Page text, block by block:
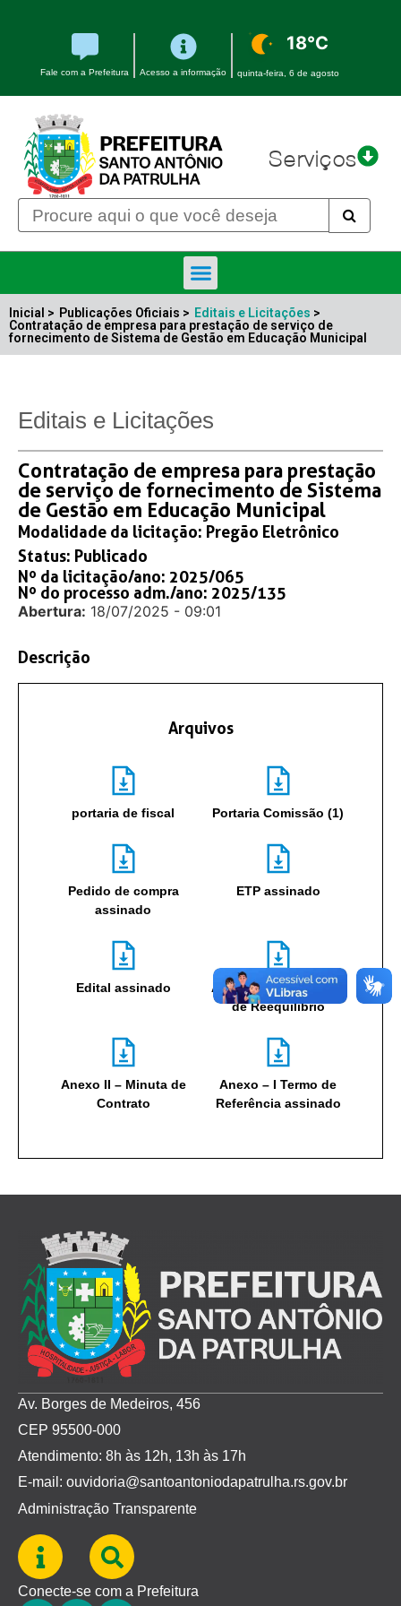
Fale com a Prefeitura Acesso a informação
18°C
quinta-feira, 6 de agosto
Serviços
Inicial > Publicações Oficiais > Editais e Licitações >
Contratação de empresa para prestação de serviço de
fornecimento de Sistema de Gestão em Educação Municipal
Editais e Licitações
Contratação de empresa para prestação
de serviço de fornecimento de Sistema
de Gestão em Educação Municipal
Modalidade da licitação: Pregão Eletrônico
Status: Publicado
Nº da licitação/ano: 2025/065
Nº do processo adm./ano: 2025/135
Abertura: 18/07/2025 - 09:01
Descrição
Arquivos
portaria de fiscal Portaria Comissão (1)
Pedido de compra
assinado
ETP assinado
Edital assinado
Anexo III – Formulário
de Reequilíbrio
Anexo II – Minuta de
Contrato
Anexo – I Termo de
Referência assinado
Av. Borges de Medeiros, 456
CEP 95500-000
Atendimento: 8h às 12h, 13h às 17h
E-mail: ouvidoria@santoantoniodapatrulha.rs.gov.br
Administração Transparente
Conecte-se com a Prefeitura